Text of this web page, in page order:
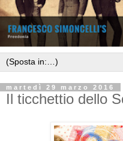
martedì 29 marzo 2016
Il ticchettio dello